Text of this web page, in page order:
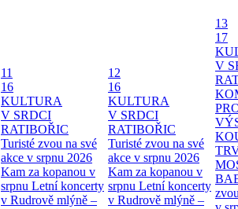
11
16
KULTURA
V SRDCI
RATIBOŘIC
Turisté zvou na své
akce v srpnu 2026
Kam za kopanou v
srpnu Letní koncerty
v Rudrově mlýně –
12
16
KULTURA
V SRDCI
RATIBOŘIC
Turisté zvou na své
akce v srpnu 2026
Kam za kopanou v
srpnu Letní koncerty
v Rudrově mlýně –
13
17
V